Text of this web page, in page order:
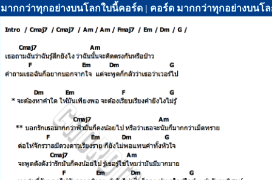
มากกว่าทุกอย่างบนโลกใบนี้คอร์ด | คอร์ด มากกว่าทุกอย่างบนโลก